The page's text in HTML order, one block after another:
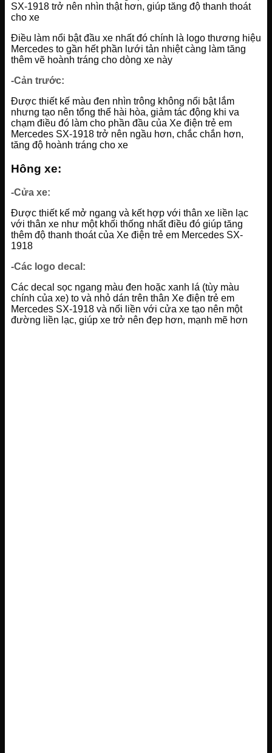
SX-1918 trở nên nhìn thật hơn, giúp tăng độ thanh thoát
cho xe
Điều làm nổi bật đầu xe nhất đó chính là logo thương hiệu
Mercedes to gần hết phần lưới tản nhiệt càng làm tăng
thêm vẽ hoành tráng cho dòng xe này
-Cản trước:
Được thiết kế màu đen nhìn trông không nổi bật lắm
nhưng tạo nên tổng thể hài hòa, giảm tác động khi va
chạm điều đó làm cho phần đầu của Xe điện trẻ em
Mercedes SX-1918 trở nên ngầu hơn, chắc chắn hơn,
tăng độ hoành tráng cho xe
Hông xe:
-Cửa xe:
Được thiết kế mở ngang và kết hợp với thân xe liền lạc
với thân xe như một khối thống nhất điều đó giúp tăng
thêm độ thanh thoát của Xe điện trẻ em Mercedes SX-
1918
-Các logo decal:
Các decal sọc ngang màu đen hoặc xanh lá (tùy màu
chính của xe) to và nhỏ dán trên thân Xe điện trẻ em
Mercedes SX-1918 và nối liền với cửa xe tạo nên một
đường liền lạc, giúp xe trở nên đẹp hơn, mạnh mẽ hơn